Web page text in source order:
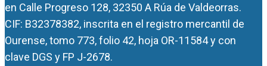
en Calle Progreso 128, 32350 A Rúa de Valdeorras.
CIF: B32378382, inscrita en el registro mercantil de
Ourense, tomo 773, folio 42, hoja OR-11584 y con
clave DGS y FP J-2678.